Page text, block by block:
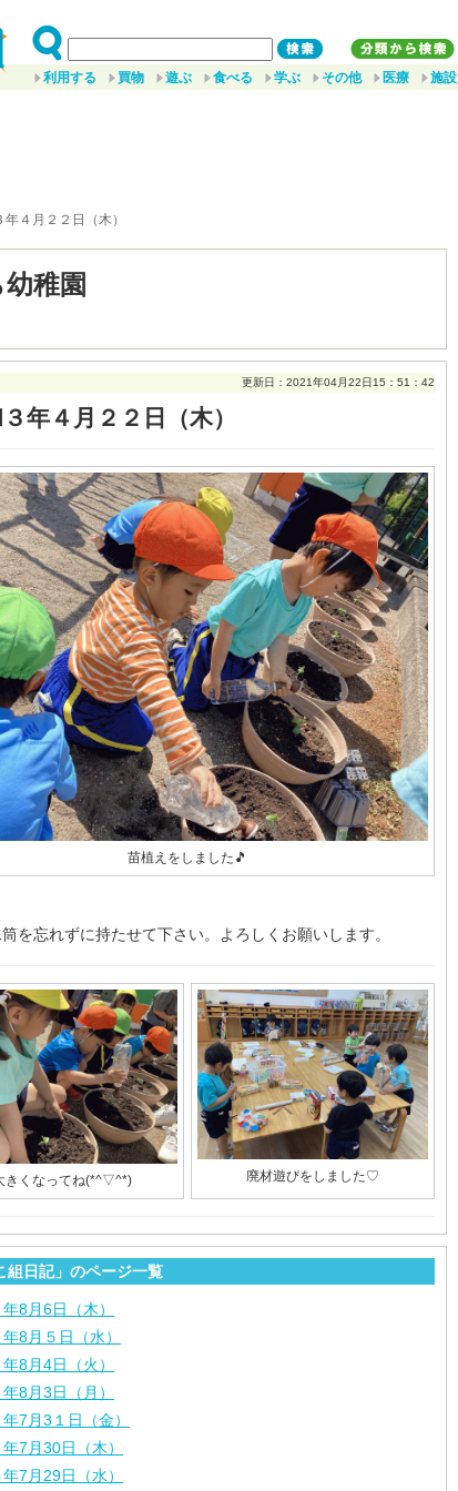
利用する 買物 遊ぶ 食べる 学ぶ その他 医療 施設
年４月２２日（木）
稚園
更新日：2021年04月22日15：51：42
年４月２２日（木）
苗植えをしました🎵
を忘れずに持たせて下さい。よろしくお願いします。
きくなってね(*^▽^*) 廃材遊びをしました♡
組日記」のページ一覧
8月6日（木）
8月５日（水）
8月4日（火）
8月3日（月）
7月3１日（金）
7月30日（木）
7月29日（水）